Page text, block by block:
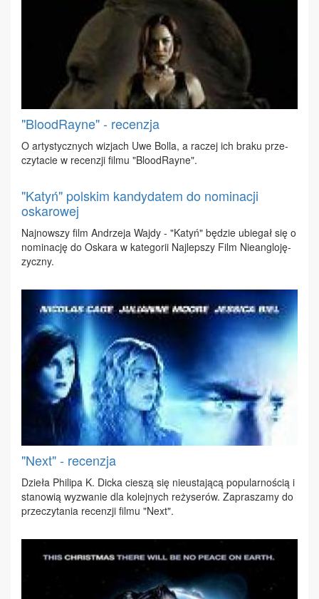
"BloodRayne" - recenzja
O ar­ty­stycz­nych wi­zjach Uwe Bol­la, a ra­czej ich bra­ku prze­
czy­ta­cie w re­cen­zji fil­mu "Blo­odRay­ne".
"Katyń" polskim kandydatem do nominacji
oskarowej
Naj­now­szy film An­drze­ja Waj­dy - "Ka­tyń" bę­dzie ubie­gał się o
no­mi­na­cję do Oska­ra w ka­te­go­rii Naj­lep­szy Film Nie­an­glo­ję­
zycz­ny.
"Next" - recenzja
Dzie­ła Phi­li­pa K. Dic­ka cie­szą się nie­usta­ją­cą po­pu­lar­no­ścią i
sta­no­wią wy­zwa­nie dla ko­lej­nych re­ży­se­rów. Za­pra­sza­my do
prze­czy­ta­nia re­cen­zji fil­mu "Next".